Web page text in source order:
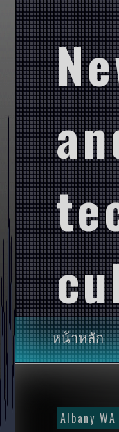
หน้าหลัก
Albany